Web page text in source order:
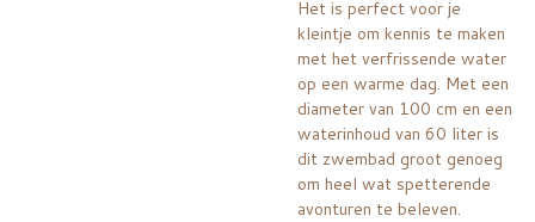
Het is perfect voor je
kleintje om kennis te maken
met het verfrissende water
op een warme dag. Met een
diameter van 100 cm en een
waterinhoud van 60 liter is
dit zwembad groot genoeg
om heel wat spetterende
avonturen te beleven.